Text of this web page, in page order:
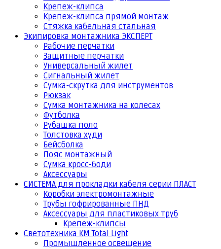
Крепеж-клипса
Крепеж-клипса прямой монтаж
Стяжка кабельная стальная
Экипировка монтажника ЭКСПЕРТ
Рабочие перчатки
Защитные перчатки
Универсальный жилет
Сигнальный жилет
Сумка-скрутка для инструментов
Рюкзак
Сумка монтажника на колесах
Футболка
Рубашка поло
Толстовка худи
Бейсболка
Пояс монтажный
Сумка кросс-боди
Аксессуары
СИСТЕМА для прокладки кабеля серии ПЛАСТ
Коробки электромонтажные
Трубы гофрированные ПНД
Аксессуары для пластиковых труб
Крепеж-клипсы
Светотехника КМ Total Light
Промышленное освещение